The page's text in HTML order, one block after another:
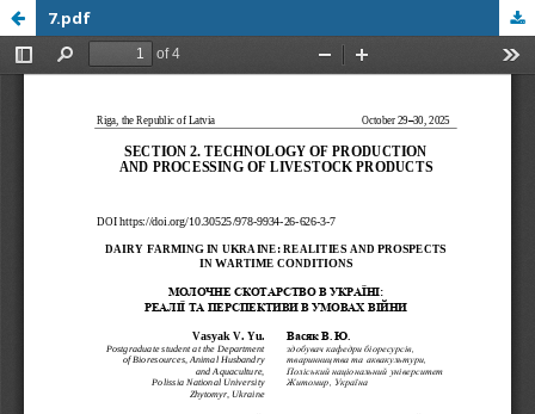
7.pdf